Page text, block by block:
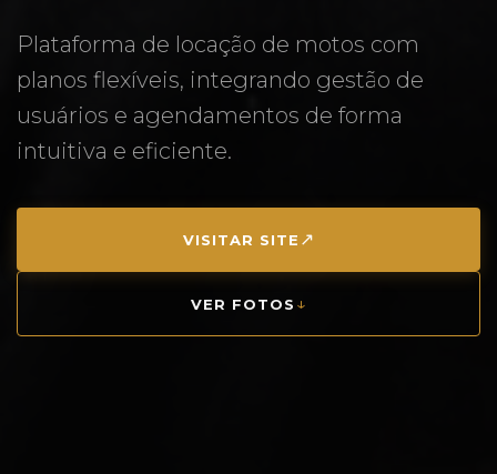
Plataforma de locação de motos com
planos flexíveis, integrando gestão de
usuários e agendamentos de forma
intuitiva e eficiente.
VISITAR SITE ↗
VER FOTOS ↓